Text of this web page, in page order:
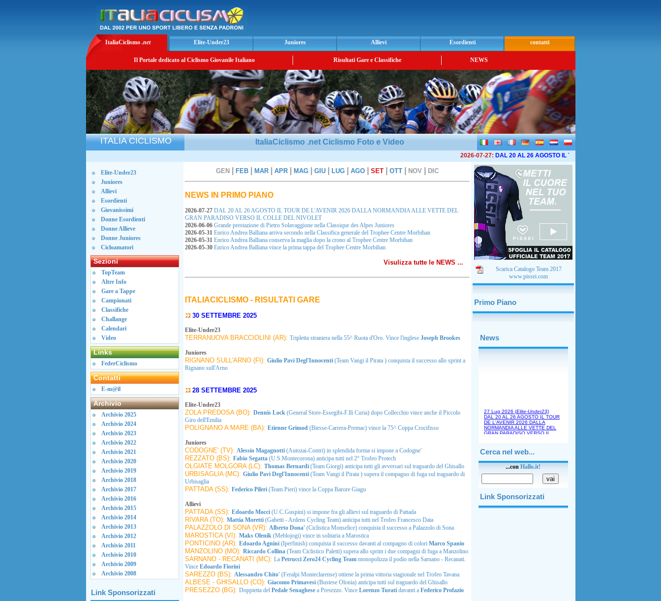
ItaliaCiclismo .net Elite-Under23 Juniores Allievi Esordienti contatti
Il Portale dedicato al Ciclismo Giovanile Italiano Risultati Gare e Classifiche NEWS
ITALIA CICLISMO ItaliaCiclismo .net Ciclismo Foto e Video
2026-07-27: DAL 20 AL 26 AGOSTO IL TOUR DE LAVENIR 2026 ...
Elite-Under23
Juniores
Allievi
Esordienti
Giovanissimi
Donne Esordienti
Donne Allieve
Donne Juniores
Cicloamatori
Sezioni
TopTeam
Altre Info
Gare a Tappe
Campionati
Classifiche
Challange
Calendari
Video
Links
FederCiclismo
Contatti
E-m@il
Archivio
Archivio 2025
Archivio 2024
Archivio 2023
Archivio 2022
Archivio 2021
Archivio 2020
Archivio 2019
Archivio 2018
Archivio 2017
Archivio 2016
Archivio 2015
Archivio 2014
Archivio 2013
Archivio 2012
Archivio 2011
Archivio 2010
Archivio 2009
Archivio 2008
Link Sponsorizzati
GEN FEB MAR APR MAG GIU LUG AGO SET OTT NOV DIC
NEWS IN PRIMO PIANO
2026-07-27DAL 20 AL 26 AGOSTO IL TOUR DE L'AVENIR 2026 DALLA NORMANDIA ALLE VETTE DEL
GRAN PARADISO VERSO IL COLLE DEL NIVOLET
2026-06-06Grande prestazione di Pietro Solavaggione nella Classique des Alpes Juniores
2026-05-31Enrico Andrea Balliana arriva secondo nella Classifica generale del Trophee Centre Morbihan
2026-05-31Enrico Andrea Balliana conserva la maglia dopo la crono al Trophee Centre Morbihan
2026-05-30Enrico Andrea Balliana vince la prima tappa del Trophee Centre Morbihan
Visulizza tutte le NEWS ...
ITALIACICLISMO - RISULTATI GARE
30 SETTEMBRE 2025
Elite-Under23
TERRANUOVA BRACCIOLINI (AR): Tripletta straniera nella 55^ Ruota d'Oro. Vince l'inglese Joseph Brookes
Juniores
RIGNANO SULL'ARNO (FI): Giulio Pavi Degl'Innocenti (Team Vangi il Pirata ) conquista il successo allo sprint a
Rignano sull'Arno
28 SETTEMBRE 2025
Elite-Under23
ZOLA PREDOSA (BO): Dennis Lock (General Store-Essegibi-F.lli Curia) dopo Collecchio vince anche il Piccolo
Giro dell'Emilia
POLIGNANO A MARE (BA): Etienne Grimod (Biesse-Carrera-Premac) vince la 75^ Coppa Crocifisso
Juniores
CODOGNE' (TV): Alessio Magagnotti (Autozai-Contri) in splendida forma si impone a Codogne'
REZZATO (BS): Fabio Segatta (U.S.Montecorona) anticipa tutti nel 2° Trofeo Protech
OLGIATE MOLGORA (LC): Thomas Bernardi (Team Giorgi) anticipa tutti gli avversari sul traguardo del Ghisallo
URBISAGLIA (MC): Giulio Pavi Degl'Innocenti (Team Vangi il Pirata ) supera il compagno di fuga sul traguardo di
Urbisaglia
PATTADA (SS): Federico Pileri (Team Pieri) vince la Coppa Barore Giagu
Allievi
PATTADA (SS): Edoardo Mocci (U.C.Guspini) si impone fra gli allievi sul traguardo di Pattada
RIVARA (TO): Mattia Moretti (Gabetti - Ardens Cycling Team) anticipa tutti nel Trofeo Francesco Data
PALAZZOLO DI SONA (VR): Alberto Dona' (Ciclistica Monselice) conquista il successo a Palazzolo di Sona
MAROSTICA (VI): Maks Olenik (Meblojogi) vince in solitaria a Marostica
PONTICINO (AR): Edoardo Agnini (Iperfinish) conquista il successo davanti al compagno di colori Marco Spanio
MANZOLINO (MO): Riccardo Collina (Team Ciclistico Paletti) supera allo sprint i due compagni di fuga a Manzolino
SARNANO - RECANATI (MC): La Petrucci Zero24 Cycling Team monopolizza il podio nella Sarnano - Recanati.
Vince Edoardo Fiorini
SAREZZO (BS): Alessandro Chito' (Feralpi Monteclarense) ottiene la prima vittoria stagionale nel Trofeo Tavana
ALBESE - GHISALLO (CO): Giacomo Primavesi (Bustese Olonia) anticipa tutti sul traguardo del Ghisallo
PRESEZZO (BG): Doppietta del Pedale Senaghese a Presezzo. Vince Lorenzo Turati davanti a Federico Profazio
Scarica Catalogo Team 2017
www.pissei.com
Primo Piano
News
Cerca nel web...
...con Hallo.it!
Link Sponsorizzati